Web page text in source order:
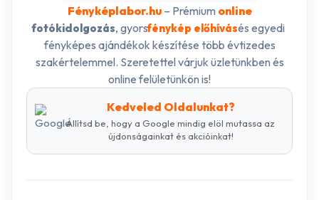
Fényképlabor.hu– Prémium online
fotókidolgozás, gyorsfénykép előhívásés egyedi
fényképes ajándékok készítése több évtizedes
szakértelemmel. Szeretettel várjuk üzletünkben és
online felületünkön is!
Kedveled Oldalunkat?
Állítsd be, hogy a Google mindig elöl mutassa az
újdonságainkat és akcióinkat!